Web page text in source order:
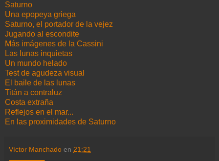
Saturno
Una epopeya griega
Saturno, el portador de la vejez
Jugando al escondite
Más imágenes de la Cassini
Las lunas inquietas
Un mundo helado
Test de agudeza visual
El baile de las lunas
Titán a contraluz
Costa extraña
Reflejos en el mar...
En las proximidades de Saturno
Víctor Manchado en 21:21